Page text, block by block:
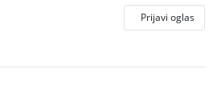
Prijavi oglas